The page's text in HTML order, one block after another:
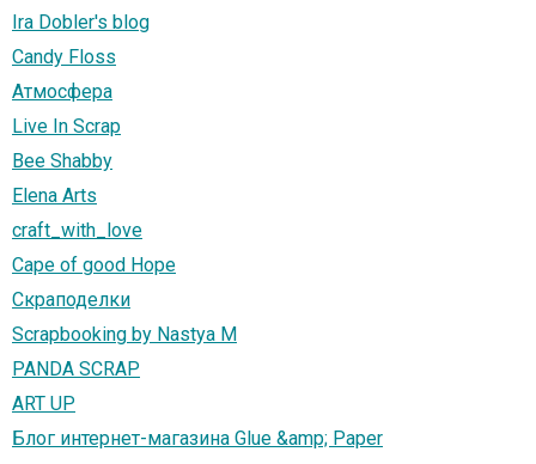
Ira Dobler's blog
Candy Floss
Атмосфера
Live In Scrap
Bee Shabby
Elena Arts
craft_with_love
Cape of good Hope
Скраподелки
Scrapbooking by Nastya M
PANDA SCRAP
ART UP
Блог интернет-магазина Glue &amp; Paper